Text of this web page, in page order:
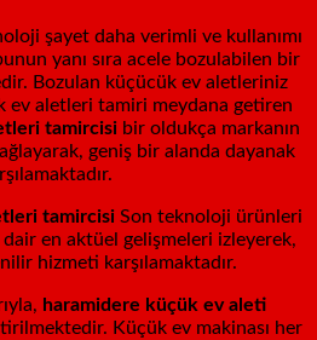
şayet daha verimli ve kullanımı
yanı sıra acele bozulabilen bir
Bozulan küçücük ev aletleriniz
ev aletleri tamiri meydana getiren
tamircisibir oldukça markanın
geniş bir alanda dayanak
tamircisi Son teknoloji ürünleri
en aktüel gelişmeleri izleyerek,
hizmeti karşılamaktadır.
haramidere küçük ev aleti
Küçük ev makinası her